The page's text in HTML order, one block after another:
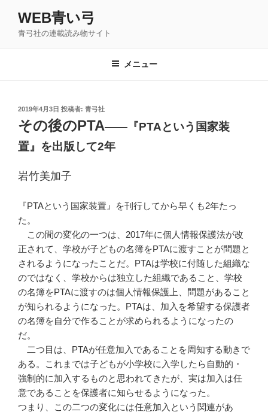
WEB青い弓
青弓社の連載読み物サイト
メニュー
投
稿
日:
2019年4月3日 投稿者: 青弓社
その後のPTA――『PTAという国家装
置』を出版して2年
岩竹美加子
『PTAという国家装置』を刊行してから早くも2年たっ
た。
この間の変化の一つは、2017年に個人情報保護法が改
正されて、学校が子どもの名簿をPTAに渡すことが問題と
されるようになったことだ。PTAは学校に付随した組織な
のではなく、学校からは独立した組織であること、学校
の名簿をPTAに渡すのは個人情報保護上、問題があること
が知られるようになった。PTAは、加入を希望する保護者
の名簿を自分で作ることが求められるようになったの
だ。
二つ目は、PTAが任意加入であることを周知する動きで
ある。これまでは子どもが小学校に入学したら自動的・
強制的に加入するものと思われてきたが、実は加入は任
意であることを保護者に知らせるようになった。
つまり、この二つの変化には任意加入という関連があ